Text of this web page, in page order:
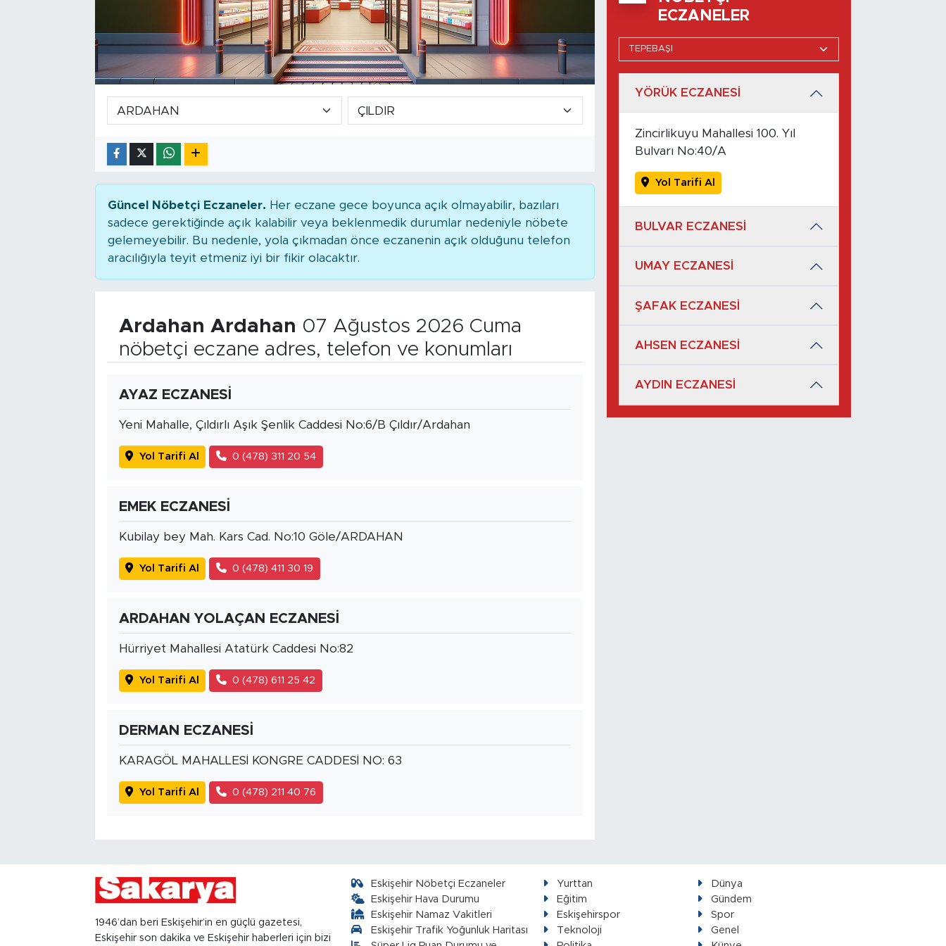
Güncel Nöbetçi Eczaneler. Her eczane gece boyunca açık olmayabilir, bazıları
sadece gerektiğinde açık kalabilir veya beklenmedik durumlar nedeniyle nöbete
gelemeyebilir. Bu nedenle, yola çıkmadan önce eczanenin açık olduğunu telefon
aracılığıyla teyit etmeniz iyi bir fikir olacaktır.
Ardahan Ardahan 07 Ağustos 2026 Cuma
nöbetçi eczane adres, telefon ve konumları
AYAZ ECZANESİ
Yeni Mahalle, Çıldırlı Aşık Şenlik Caddesi No:6/B Çıldır/Ardahan
Yol Tarifi Al 0 (478) 311 20 54
EMEK ECZANESİ
Kubilay bey Mah. Kars Cad. No:10 Göle/ARDAHAN
Yol Tarifi Al 0 (478) 411 30 19
ARDAHAN YOLAÇAN ECZANESİ
Hürriyet Mahallesi Atatürk Caddesi No:82
Yol Tarifi Al 0 (478) 611 25 42
DERMAN ECZANESİ
KARAGÖL MAHALLESİ KONGRE CADDESİ NO: 63
Yol Tarifi Al 0 (478) 211 40 76
ECZANELER
YÖRÜK ECZANESİ
Zincirlikuyu Mahallesi 100. Yıl
Bulvarı No:40/A
Yol Tarifi Al
BULVAR ECZANESİ
UMAY ECZANESİ
ŞAFAK ECZANESİ
AHSEN ECZANESİ
AYDIN ECZANESİ
1946’dan beri Eskişehir’in en güçlü gazetesi,
Eskişehir son dakika ve Eskişehir haberleri için bizi
Eskişehir Nöbetçi Eczaneler
Eskişehir Hava Durumu
Eskişehir Namaz Vakitleri
Eskişehir Trafik Yoğunluk Haritası
Yurttan
Dünya
Eğitim
Gündem
Eskişehirspor
Spor
Teknoloji
Genel